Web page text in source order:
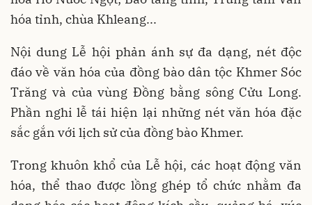
hóa tỉnh, chùa Khleang...
Nội dung Lễ hội phản ánh sự đa dạng, nét độc
đáo về văn hóa của đồng bào dân tộc Khmer Sóc
Trăng và của vùng Đồng bằng sông Cửu Long.
Phần nghi lễ tái hiện lại những nét văn hóa đặc
sắc gắn với lịch sử của đồng bào Khmer.
Trong khuôn khổ của Lễ hội, các hoạt động văn
hóa, thể thao được lồng ghép tổ chức nhằm đa